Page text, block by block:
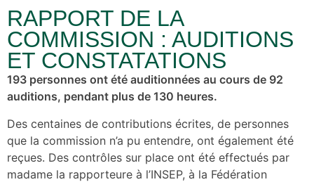
RAPPORT DE LA
COMMISSION : AUDITIONS
ET CONSTATATIONS
193 personnes ont été auditionnées au cours de 92
auditions, pendant plus de 130 heures.
Des centaines de contributions écrites, de personnes
que la commission n’a pu entendre, ont également été
reçues. Des contrôles sur place ont été effectués par
madame la rapporteure à l’INSEP, à la Fédération